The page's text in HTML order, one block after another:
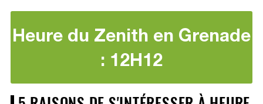
Heure du Zenith en Grenade
: 12H12